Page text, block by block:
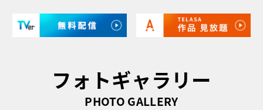
フォトギャラリー
PHOTO GALLERY